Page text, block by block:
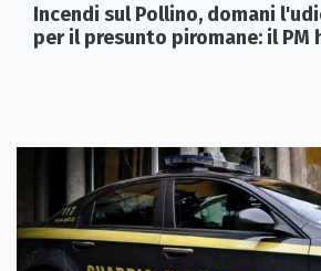
Incendi sul Pollino, domani
per il presunto piromane: il PM